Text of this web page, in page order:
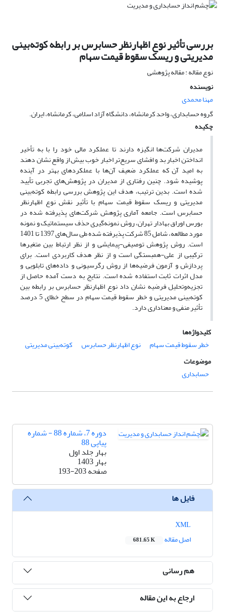
بررسی تأثیر نوع اظهارنظر حسابرس بر رابطه کوته‌بینی
مدیریتی و ریسک سقوط قیمت سهام
نوع مقاله : مقاله پژوهشی
نویسنده
مهنا محمدی
گروه حسابداری، واحد کرمانشاه، دانشگاه آزاد اسلامی، کرمانشاه، ایران.
چکیده
مدیران شرکت‌ها انگیزه دارند تا عملکرد مالی خود را با به تأخیر
انداختن اخبار بد و افشای سریع‌تر اخبار خوب بیش از واقع نشان دهند
به امید آن که عملکرد ضعیف آن‌ها با عملکردهای بهتر در آینده
پوشیده شود. چنین رفتاری از مدیران در پژوهش‌های تجربی تأیید
شده است. بدین ترتیب، هدف این پژوهش بررسی رابطه کوته‌بینی
مدیریتی و ریسک سقوط قیمت سهام با تأثیر نقش نوع اظهارنظر
حسابرس است. جامعه آماری پژوهش شرکت‌های پذیرفته شده در
بورس اوراق بهادار تهران، روش نمونه‌گیری حذف سیستماتیک و نمونه
مورد مطالعه، شامل 85 شرکت پذیرفته شده طی سال‌های 1397 تا 1401
است. روش پژوهش توصیفی-پیمایشی و از نظر ارتباط بین متغیرها
ترکیبی از علی-همبستگی است و از نظر هدف کاربردی است. برای
پردازش و آزمون فرضیه‌ها از روش رگرسیونی و داده‌های تابلویی و
مدل اثرات ثابت استفاده شده است. نتایج به دست آمده حاصل از
تجزیه‌وتحلیل فرضیه‌ نشان داد نوع اظهارنظر حسابرس بر رابطه بین
کوته‌بینی مدیریتی و خطر سقوط قیمت سهام در سطح خطای 5 درصد
تأثیر منفی و معناداری دارد.
کلیدواژه‌ها
خطر سقوط قیمت سهام
نوع اظهارنظر حسابرس
کوته‌بینی مدیریتی
موضوعات
حسابداری
دوره 7، شماره 88 - شماره
پیاپی 88
بهار جلد اول
بهار 1403
صفحه193-203
فایل ها
اصل مقاله
681.65 K
هم رسانی
ارجاع به این مقاله